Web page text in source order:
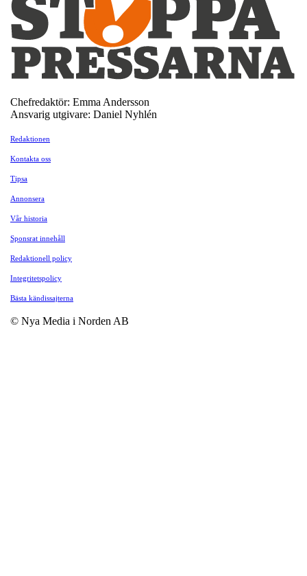
Chefredaktör: Emma Andersson
Ansvarig utgivare: Daniel Nyhlén
Redaktionen
Kontakta oss
Tipsa
Annonsera
Vår historia
Sponsrat innehåll
Redaktionell policy
Integritetspolicy
Bästa kändissajterna
© Nya Media i Norden AB